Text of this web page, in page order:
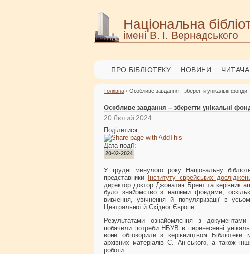
Національна
імені В. І. Вернадського
ПРО БІБЛІОТЕКУ НОВИНИ
Головна › Особливе завдання – зберегти унікальні фонди
Особливе завдання – зберегти унікальні
20 Лютий 2024
Поділитися:
Дата події:
20-02-2024
У грудні минулого року Національну
представники
Інституту єврейських
директор доктор Джонатан Брент та керівник
було знайомство з нашими фондами,
вивчення, увічнення й популяризації в
Центральної й Східної Європи.
Результатами ознайомлення з
побачили потреби НБУВ в перенесенні
вони обговорили з керівництвом Бібліотеки
архівних матеріалів С. Ан-ського, а також
роботи.